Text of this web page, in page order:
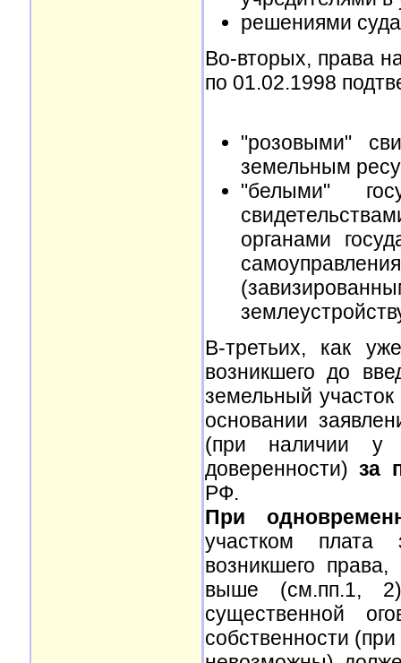
решениями
Во-вторых, права
по 01.02.1998
"розовыми"
земельным
"белыми"
органами
В-третьих, как
возникшего до
земельный
основании
(при наличии у
доверенности)за
РФ.
При
участком плата
возникшего
выше (см.пп.1,
существенной
собственности